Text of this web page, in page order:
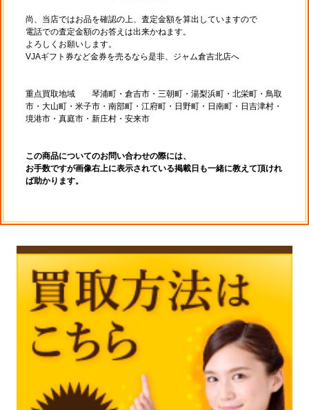
尚、当店ではお品を確認の上、査定金額を算出していますので
電話での査定金額のお答えは出来かねます。
よろしくお願いします。
VJAギフト券など金券を売るなら是非、ジャム倉吉北店へ
重点買取地域 琴浦町・倉吉市・三朝町・湯梨浜町・北栄町・鳥取
市・大山町・米子市・南部町・江府町・日野町・日南町・日吉津村・
境港市・真庭市・新庄村・安来市
この商品についてのお問い合わせの際には、
お手数ですが画像右上に表示されている掲載日も一緒に教えて頂けれ
ば助かります。